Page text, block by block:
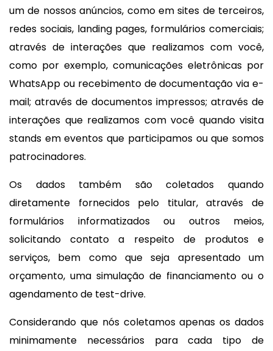
um de nossos anúncios, como em sites de terceiros,
redes sociais, landing pages, formulários comerciais;
através de interações que realizamos com você,
como por exemplo, comunicações eletrônicas por
WhatsApp ou recebimento de documentação via e-
mail; através de documentos impressos; através de
interações que realizamos com você quando visita
stands em eventos que participamos ou que somos
patrocinadores.
Os dados também são coletados quando
diretamente fornecidos pelo titular, através de
formulários informatizados ou outros meios,
solicitando contato a respeito de produtos e
serviços, bem como que seja apresentado um
orçamento, uma simulação de financiamento ou o
agendamento de test-drive.
Considerando que nós coletamos apenas os dados
minimamente necessários para cada tipo de